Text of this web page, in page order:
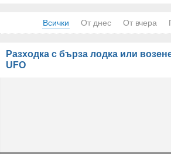
Всички От днес От вчера
Разходка с бърза лодка или
UFO